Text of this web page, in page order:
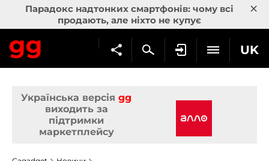
Парадокс надтонких смартфонів: чому всі
продають, але ніхто не купує
×
UK
Українська версія gg
виходить за
підтримки
маркетплейсу